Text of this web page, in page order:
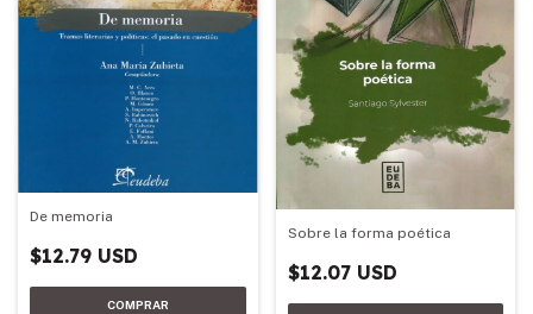
De memoria
$12.79 USD
Sobre la forma poética
$12.07 USD